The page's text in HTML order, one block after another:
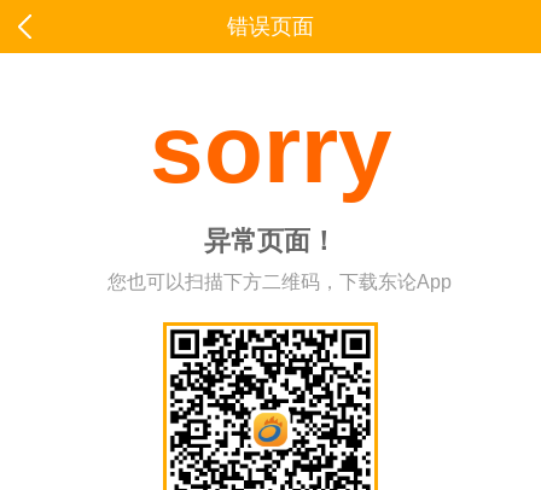
错误页面
sorry
异常页面！
您也可以扫描下方二维码，下载东论App